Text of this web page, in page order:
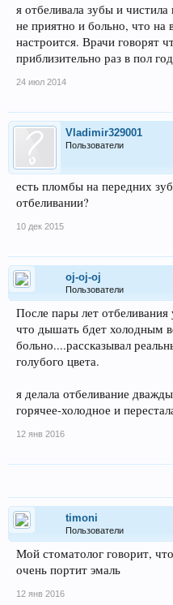
я отбеливала зубы и
не приятно и больно, что на
настроится. Врачи говорят
приблизительно раз в пол
24 июл 2014
Vladimir329001
Пользователи
есть пломбы на передних
отбеливании?
10 дек 2015
oj-oj-oj
Пользователи
После пары лет отбеливания
что дышать бдет холодным
больно....рассказывал
голубого цвета.
я делала отбеливание
горячее-холодное и
12 янв 2016
timoni
Пользователи
Мой стоматолог говорит,
очень портит эмаль
12 янв 2016